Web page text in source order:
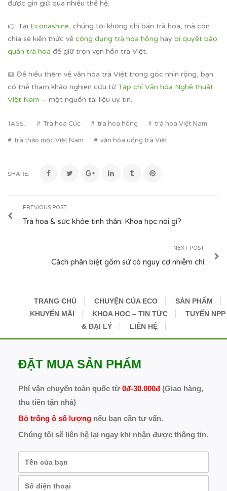
được gìn giữ qua nhiều thế hệ.
👉 Tại Econashine, chúng tôi không chỉ bán trà hoa, mà còn
chia sẻ kiến thức về công dụng trà hoa hồng hay bí quyết bảo
quản trà hoa để giữ trọn vẹn hồn trà Việt.
📖 Để hiểu thêm về văn hóa trà Việt trong góc nhìn rộng, bạn
có thể tham khảo nghiên cứu từTạp chí Văn hóa Nghệ thuật
Việt Nam – một nguồn tài liệu uy tín.
TAGS : Trà hoa Cúc trà hoa hồng trà hoa Việt Nam
trà thảo mộc Việt Nam văn hóa uống trà Việt
SHARE:
PREVIOUS POST
Trà hoa & sức khỏe tinh thần: Khoa học nói gì?
NEXT POST
Cách phân biệt gốm sứ có nguy cơ nhiễm chì
TRANG CHỦ CHUYỆN CỦA ECO
SẢN PHẨM
KHUYẾN MÃI
KHOA HỌC – TIN TỨC
TUYỂN NPP
& ĐẠI LÝ
LIÊN HỆ
ĐẶT MUA SẢN PHẨM
Phí vận chuyển toàn quốc từ 0đ-30.000đ(Giao hàng,
thu tiền tận nhà)
Bỏ trống ô số lượngnếu bạn cần tư vấn.
Chúng tôi sẽ liên hệ lại ngay khi nhận được thông tin.